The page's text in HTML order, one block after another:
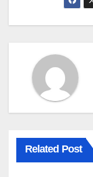
Related Post